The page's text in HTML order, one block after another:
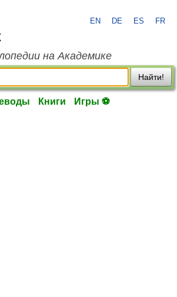
EN DE ES FR
на Академике
Найти!
Книги Игры ⚽